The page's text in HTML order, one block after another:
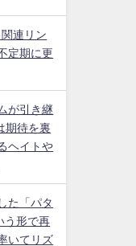
連リン
定期に更
が引き継
期待を裏
ヘイトや
た「パタ
う形で再
いてリズ